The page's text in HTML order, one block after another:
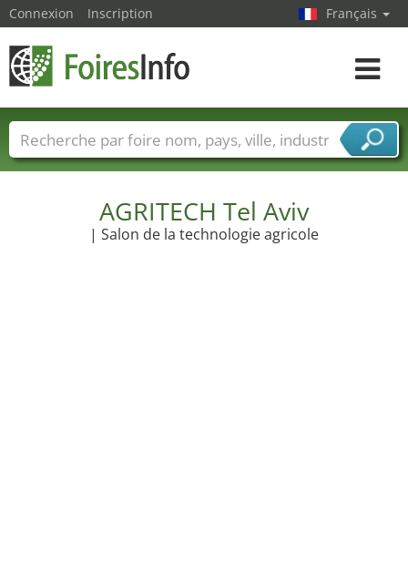
AGRITECH Tel Aviv
| Salon de la technologie agricole
Connexion Inscription Français
Toggle
Foire noms Pays Villes
Secteurs de foire